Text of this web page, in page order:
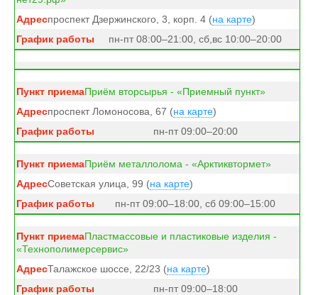
проспект Дзержинского, 3, корп. 4 (на карте)
пн-пт 08:00–21:00, сб,вс 10:00–20:00
Приём вторсырья - «Приемный пункт»
проспект Ломоносова, 67 (на карте)
пн-пт 09:00–20:00
Приём металлолома - «Арктиквтормет»
Советская улица, 99 (на карте)
пн-пт 09:00–18:00, сб 09:00–15:00
Пластмассовые и пластиковые изделия -
«Технополимерсервис»
Талажское шоссе, 22/23 (на карте)
пн-пт 09:00–18:00